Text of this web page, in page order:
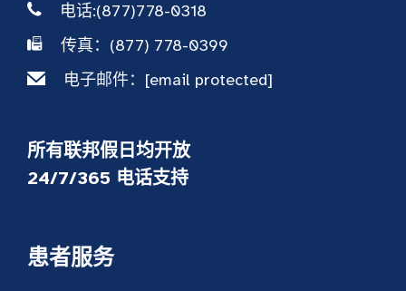
电话:(877)778-0318
传真：(877) 778-0399
电子邮件： [email protected]
所有联邦假日均开放
24/7/365 电话支持
患者服务